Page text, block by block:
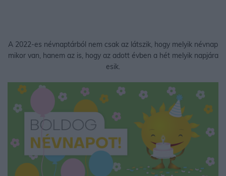
A 2022-es névnaptárból nem csak az látszik, hogy melyik névnap
mikor van, hanem az is, hogy az adott évben a hét melyik napjára
esik.